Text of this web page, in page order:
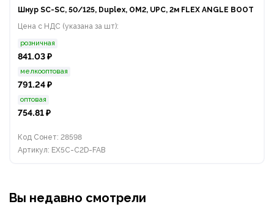
Шнур SC-SC, 50/125, Duplex, OM2, UPC, 2м FLEX ANGLE BOOT
Цена с НДС (указана за шт):
розничная
841.03 ₽
мелкооптовая
791.24 ₽
оптовая
754.81 ₽
Код Сонет: 28598
Артикул: EX5C-C2D-FAB
Вы недавно смотрели